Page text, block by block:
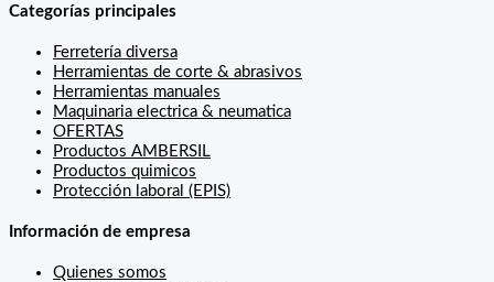
Categorías principales
Ferretería diversa
Herramientas de corte & abrasivos
Herramientas manuales
Maquinaria electrica & neumatica
OFERTAS
Productos AMBERSIL
Productos quimicos
Protección laboral (EPIS)
Información de empresa
Quienes somos